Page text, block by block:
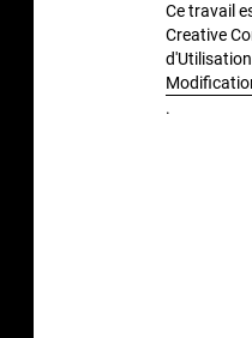
Ce travail
Creative
.